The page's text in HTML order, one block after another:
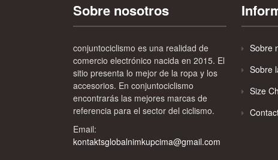
Sobre nosotros
conjuntociclismo es una realidad de
comercio electrónico nacida en 2015. El
sitio presenta lo mejor de la ropa y los
accesorios. En conjuntociclismo
encontrarás las mejores marcas de
referencia para el sector del ciclismo.
Email:
kontaktsglobalnimkupcima@gmail.com
Sobre
Sobre
Size